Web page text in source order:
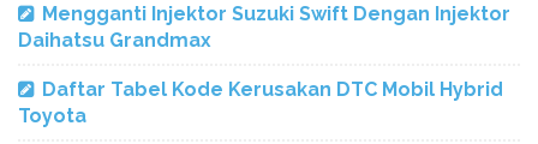
Mengganti Injektor Suzuki Swift Dengan Injektor
Daihatsu Grandmax
Daftar Tabel Kode Kerusakan DTC Mobil Hybrid
Toyota